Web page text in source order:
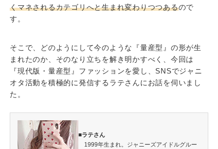
くマネされるカテゴリへと生まれ変わりつつあるので
す。
そこで、どのようにして今のような『量産型』の形が生
まれたのか、そのなり立ちを解き明かすべく、今回は
『現代版・量産型』ファッションを愛し、SNSでジャニ
オタ活動を積極的に発信するラテさんにお話を伺いまし
た。
■ラテさん
1999年生まれ。ジャニーズアイドルグルー